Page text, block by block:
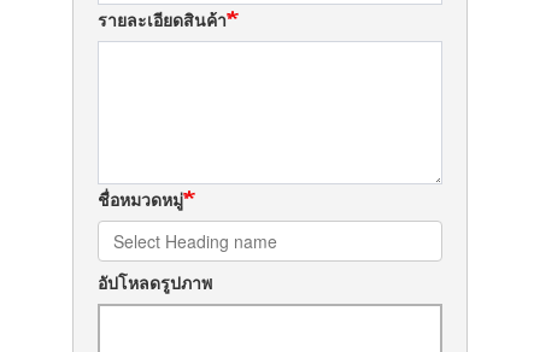
รายละเอียดสินค้า
ชื่อหมวดหมู่
อัปโหลดรูปภาพ